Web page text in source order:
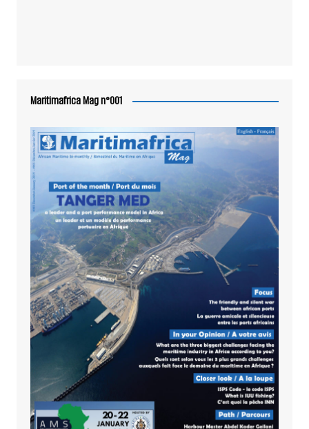
Maritimafrica Mag n°001